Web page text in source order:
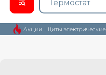
Акции Щиты электрические